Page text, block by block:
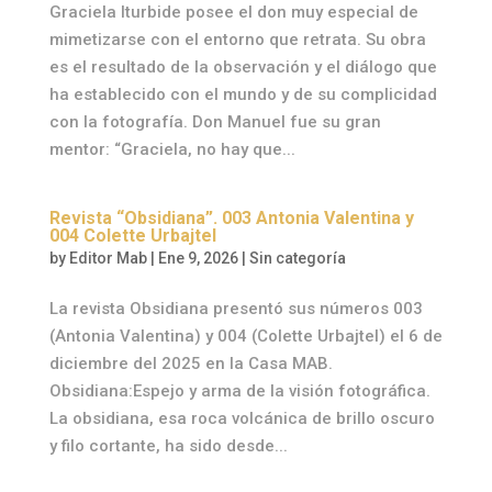
Graciela Iturbide posee el don muy especial de
mimetizarse con el entorno que retrata. Su obra
es el resultado de la observación y el diálogo que
ha establecido con el mundo y de su complicidad
con la fotografía. Don Manuel fue su gran
mentor: “Graciela, no hay que...
Revista “Obsidiana”. 003 Antonia Valentina y
004 Colette Urbajtel
by Editor Mab| Ene 9, 2026| Sin categoría
La revista Obsidiana presentó sus números 003
(Antonia Valentina) y 004 (Colette Urbajtel) el 6 de
diciembre del 2025 en la Casa MAB.
Obsidiana:Espejo y arma de la visión fotográfica.
La obsidiana, esa roca volcánica de brillo oscuro
y filo cortante, ha sido desde...